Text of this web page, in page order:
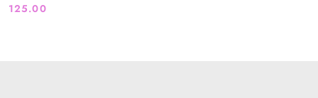
Cena:
125.00